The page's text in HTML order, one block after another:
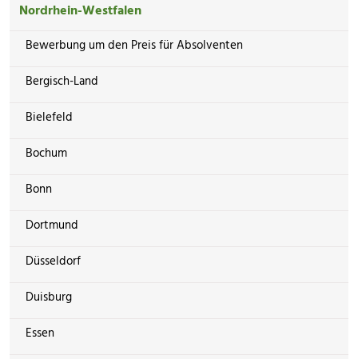
Nordrhein-Westfalen
Bewerbung um den Preis für Absolventen
Bergisch-Land
Bielefeld
Bochum
Bonn
Dortmund
Düsseldorf
Duisburg
Essen